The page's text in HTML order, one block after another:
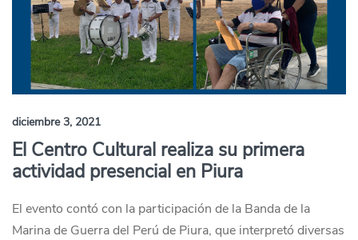
diciembre 3, 2021
El Centro Cultural realiza su primera
actividad presencial en Piura
El evento contó con la participación de la Banda de la
Marina de Guerra del Perú de Piura, que interpretó diversas